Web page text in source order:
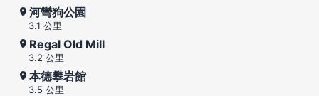
河彎狗公園
3.1 公里
Regal Old Mill
3.2 公里
本德攀岩館
3.5 公里